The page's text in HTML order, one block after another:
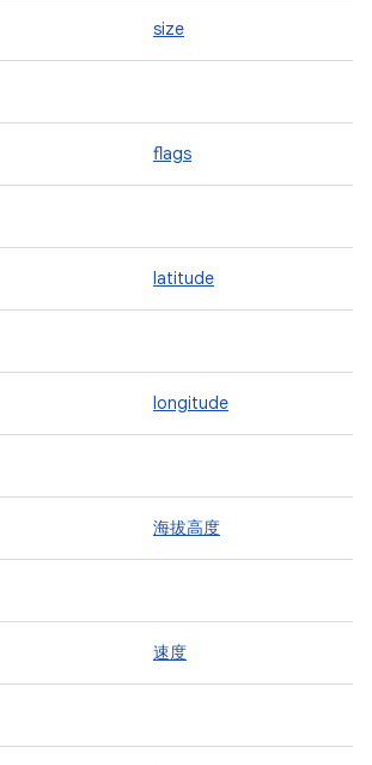
size
flags
latitude
longitude
海拔高度
速度